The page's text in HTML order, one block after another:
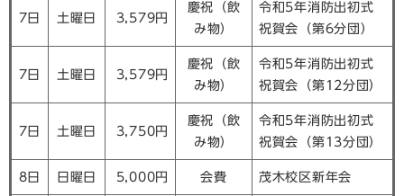
7日 土曜日 3,579円
慶祝（飲
み物）
令和5年消防出初式
祝賀会（第6分団）
7日 土曜日 3,579円
慶祝（飲
み物）
令和5年消防出初式
祝賀会（第12分団）
7日 土曜日 3,750円
慶祝（飲
み物）
令和5年消防出初式
祝賀会（第13分団）
8日 日曜日 5,000円 会費 茂木校区新年会